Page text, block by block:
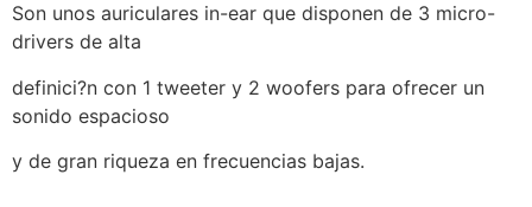
Son unos auriculares in-ear que disponen de 3 micro-
drivers de alta
definici?n con 1 tweeter y 2 woofers para ofrecer un
sonido espacioso
y de gran riqueza en frecuencias bajas.